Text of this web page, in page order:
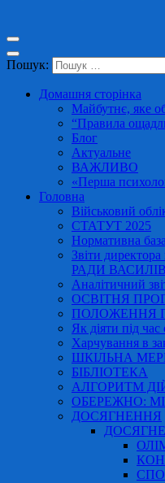
Пошук:
Домашня сторінка
Майбутнє, яке
“Правила
Блог
Актуальне
ВАЖЛИВО
«Перша
Головна
Військовий
СТАТУТ 2025
Нормативна база
Звіти
РАДИ
Аналітичний
ОСВІТНЯ
ПОЛОЖЕННЯ
Як діяти під
Харчування в
ШКІЛЬНА
БІБЛІОТЕКА
АЛГОРИТМ
ОБЕРЕЖНО:
ДОСЯГНЕННЯ